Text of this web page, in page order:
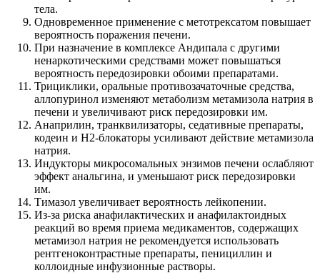
тела.
Одновременное применение с метотрексатом повышает
вероятность поражения печени.
При назначение в комплексе Андипала с другими
ненаркотическими средствами может повышаться
вероятность передозировки обоими препаратами.
Трициклики, оральные противозачаточные средства,
аллопуринол изменяют метаболизм метамизола натрия в
печени и увеличивают риск передозировки им.
Анаприлин, транквилизаторы, седативные препараты,
кодеин и Н2-блокаторы усиливают действие метамизола
натрия.
Индукторы микросомальных энзимов печени ослабляют
эффект анальгина, и уменьшают риск передозировки
им.
Тимазол увеличивает вероятность лейкопении.
Из-за риска анафилактических и анафилактоидных
реакций во время приема медикаментов, содержащих
метамизол натрия не рекомендуется использовать
рентгеноконтрастные препараты, пенициллин и
коллоидные инфузионные растворы.